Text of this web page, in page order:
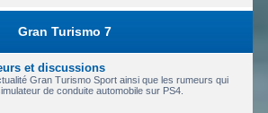
Gran Turismo 7
et discussions
Gran Turismo Sport ainsi que les rumeurs qui
de conduite automobile sur PS4.